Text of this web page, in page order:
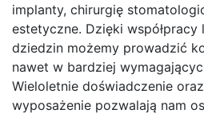
implanty, chirurgię
estetyczne. Dzięki
dziedzin możemy prowadzić
nawet w bardziej
Wieloletnie doświadczenie
wyposażenie pozwalają nam